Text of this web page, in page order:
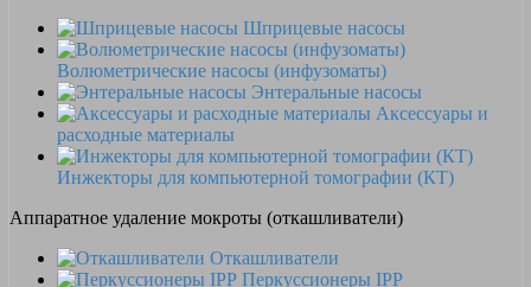
Шприцевые насосы
Волюметрические насосы (инфузоматы)
Энтеральные насосы
Аксессуары и
расходные материалы
Инжекторы для компьютерной томографии (КТ)
Аппаратное удаление мокроты (откашливатели)
Откашливатели
Перкуссионеры IPP